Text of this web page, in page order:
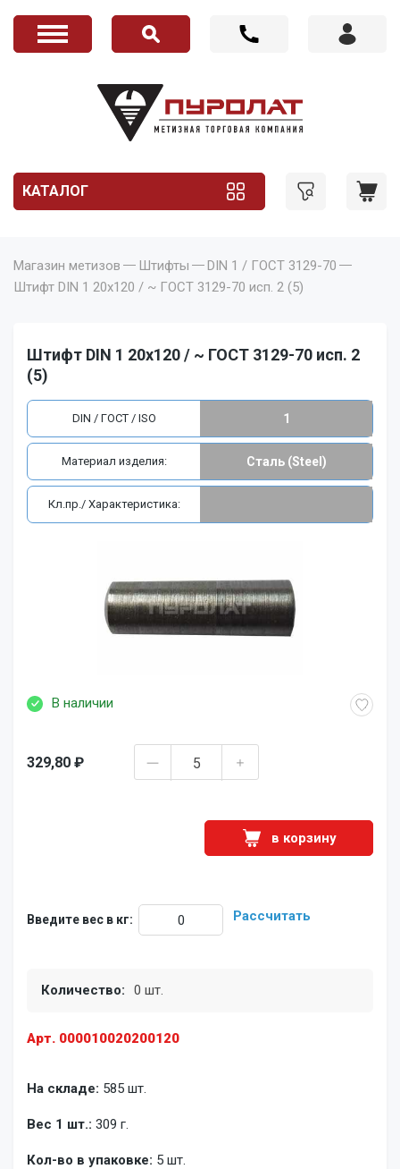
КАТАЛОГ
Магазин метизов Штифты
DIN 1 / ГОСТ 3129-70
Штифт DIN 1 20x120 / ~ ГОСТ 3129-70 исп. 2 (5)
Штифт DIN 1 20x120 / ~ ГОСТ 3129-70 исп. 2
(5)
Арт. 000010020200120
В наличии
На складе: 585 шт.
Вес 1 шт.: 309 г.
Кол-во в упаковке: 5 шт.
329,80 ₽
в корзину
Введите вес в кг: Рассчитать
Количество: 0 шт.
DIN / ГОСТ / ISO 1
Материал изделия: Сталь (Steel)
Кл.пр./ Характеристика: